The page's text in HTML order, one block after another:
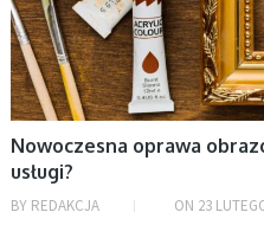
sierpień 2026
lipiec 2026
czerwiec 2026
maj 2026
kwiecień 2026
marzec 2026
Nowoczesna oprawa
usługi?
BY REDAKCJA ON 23